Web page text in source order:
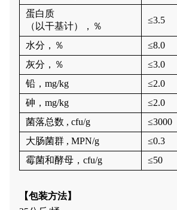
蛋白质
（以干基计），％
≤3.5
水分，％ ≤8.0
灰分，％
≤3.0
铅， mg/kg ≤2.0
砷， mg/kg ≤2.0
菌落总数 , cfu/g
≤3000
大肠菌群 , MPN/g ≤0.3
霉菌和酵母 ， cfu/g ≤50
【包装方法】